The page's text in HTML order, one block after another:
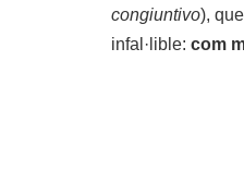
congiuntivo),
infal·lible: com